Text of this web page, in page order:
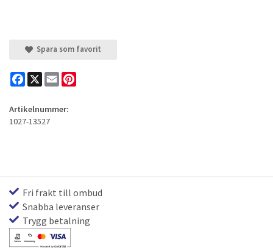
Spara som favorit
Facebook Email
Artikelnummer:
1027-13527
Fri frakt till ombud
Snabba leveranser
Trygg betalning